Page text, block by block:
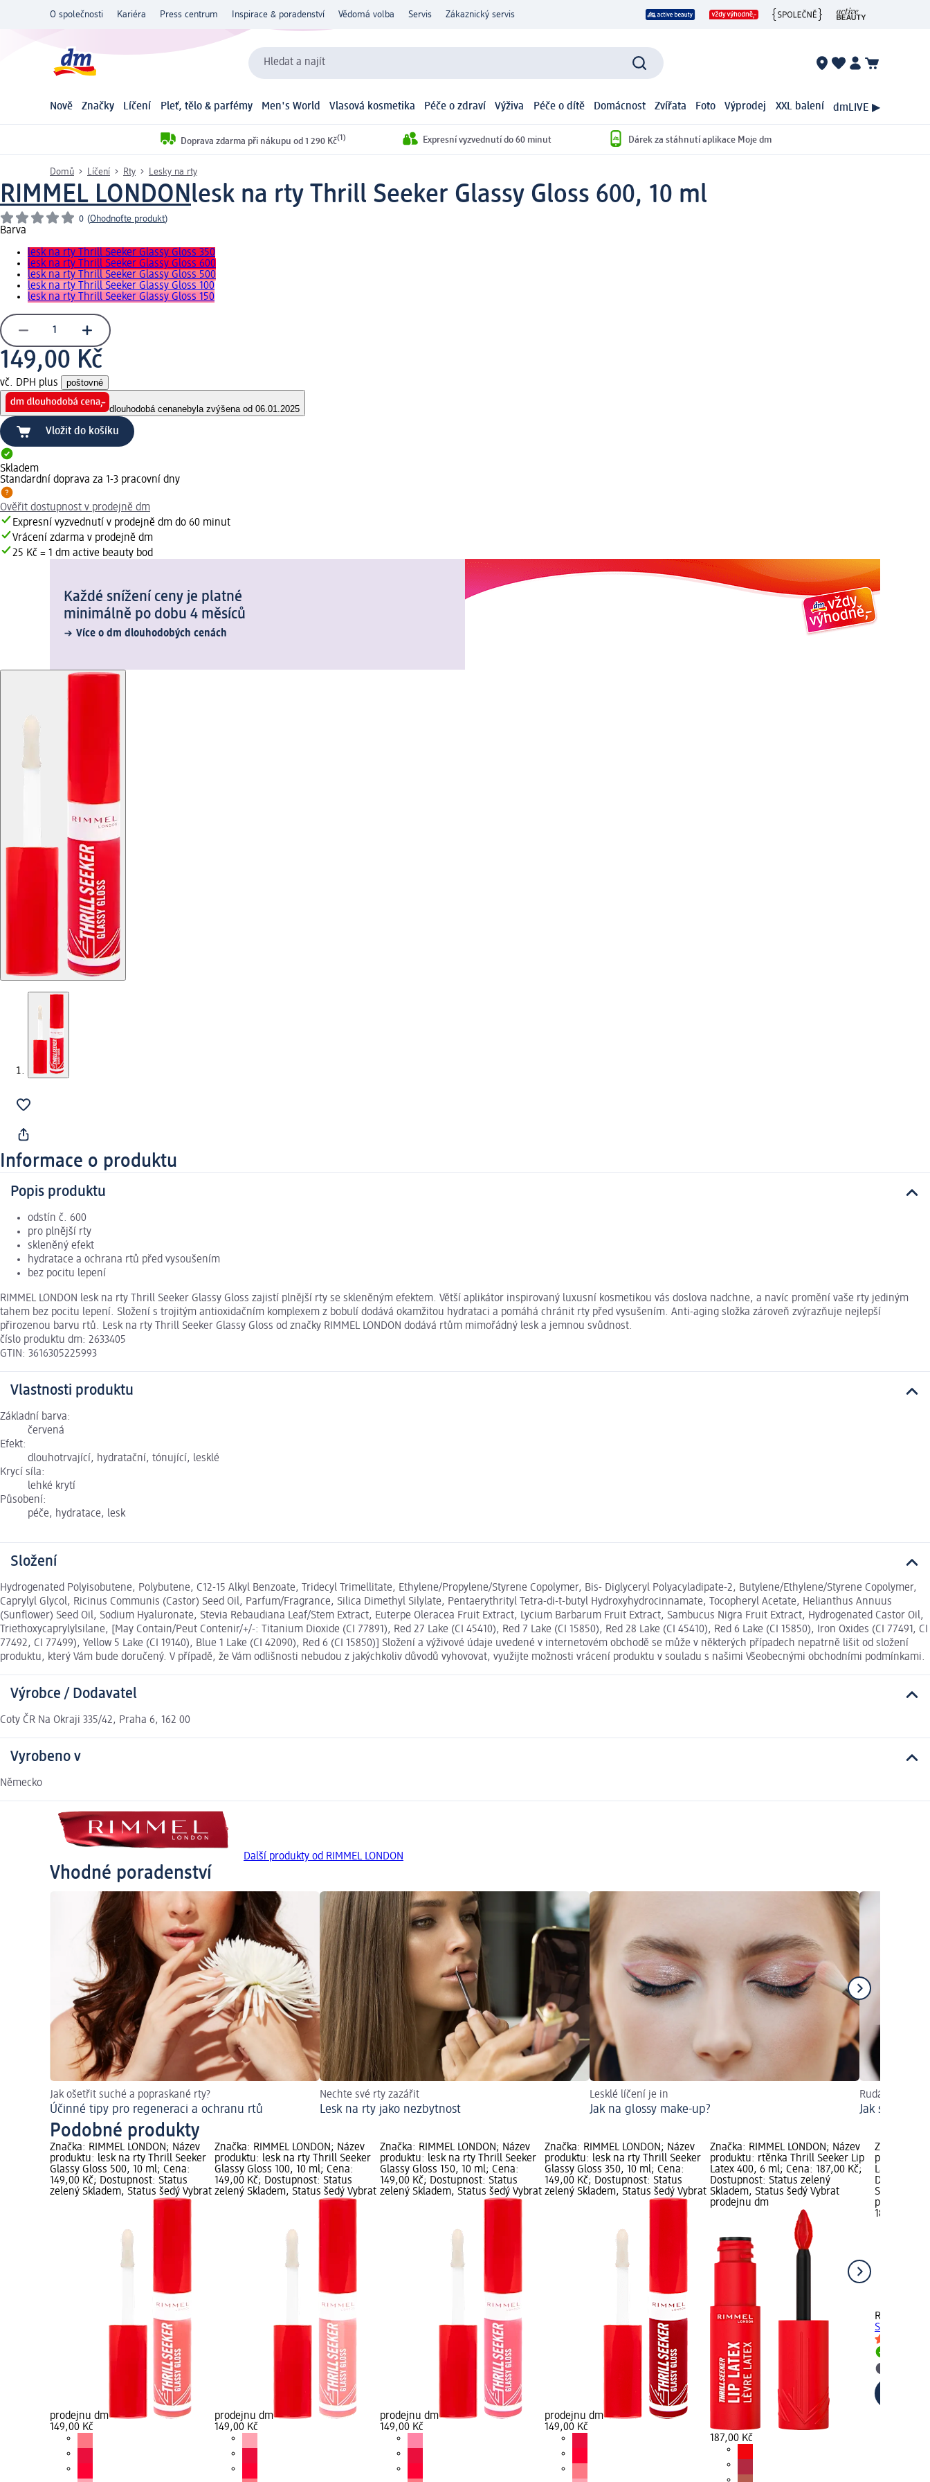
O společnosti Kariéra Press centrum Inspirace & poradenství Vědomá volba Servis Zákaznický servis
Hledat a najít
Nově Značky Líčení Pleť, tělo & parfémy Men's World Vlasová kosmetika Péče o zdraví Výživa Péče o dítě Domácnost Zvířata Foto Výprodej XXL balení dmLIVE ▶
Doprava zdarma při nákupu od 1 290 Kč(1) Expresní vyzvednutí do 60 minut Dárek za stáhnutí aplikace Moje dm
Domů Líčení Rty Lesky na rty
RIMMEL LONDONlesk na rty Thrill Seeker Glassy Gloss 600, 10 ml
0 (Ohodnoťte produkt)
Barva
lesk na rty Thrill Seeker Glassy Gloss 350
lesk na rty Thrill Seeker Glassy Gloss 600
lesk na rty Thrill Seeker Glassy Gloss 500
lesk na rty Thrill Seeker Glassy Gloss 100
lesk na rty Thrill Seeker Glassy Gloss 150
149,00 Kč
vč. DPH plus poštovné
dlouhodobá cenanebyla zvýšena od 06.01.2025
Vložit do košíku
Skladem
Standardní doprava za 1-3 pracovní dny
Ověřit dostupnost v prodejně dm
Expresní vyzvednutí v prodejně dm do 60 minut
Vrácení zdarma v prodejně dm
25 Kč = 1 dm active beauty bod
Každé snížení ceny je platné
minimálně po dobu 4 měsíců
Více o dm dlouhodobých cenách
Informace o produktu
Popis produktu
odstín č. 600
pro plnější rty
skleněný efekt
hydratace a ochrana rtů před vysoušením
bez pocitu lepení
RIMMEL LONDON lesk na rty Thrill Seeker Glassy Gloss zajistí plnější rty se skleněným efektem. Větší aplikátor inspirovaný luxusní kosmetikou vás doslova nadchne, a navíc promění vaše rty jediným
tahem bez pocitu lepení. Složení s trojitým antioxidačním komplexem z bobulí dodává okamžitou hydrataci a pomáhá chránit rty před vysušením. Anti-aging složka zároveň zvýrazňuje nejlepší
přirozenou barvu rtů. Lesk na rty Thrill Seeker Glassy Gloss od značky RIMMEL LONDON dodává rtům mimořádný lesk a jemnou svůdnost.
číslo produktu dm: 2633405
GTIN: 3616305225993
Vlastnosti produktu
Základní barva:
červená
Efekt:
dlouhotrvající, hydratační, tónující, lesklé
Krycí síla:
lehké krytí
Působení:
péče, hydratace, lesk
Složení
Hydrogenated Polyisobutene, Polybutene, C12-15 Alkyl Benzoate, Tridecyl Trimellitate, Ethylene/Propylene/Styrene Copolymer, Bis- Diglyceryl Polyacyladipate-2, Butylene/Ethylene/Styrene Copolymer,
Caprylyl Glycol, Ricinus Communis (Castor) Seed Oil, Parfum/Fragrance, Silica Dimethyl Silylate, Pentaerythrityl Tetra-di-t-butyl Hydroxyhydrocinnamate, Tocopheryl Acetate, Helianthus Annuus
(Sunflower) Seed Oil, Sodium Hyaluronate, Stevia Rebaudiana Leaf/Stem Extract, Euterpe Oleracea Fruit Extract, Lycium Barbarum Fruit Extract, Sambucus Nigra Fruit Extract, Hydrogenated Castor Oil,
Triethoxycaprylylsilane, [May Contain/Peut Contenir/+/-: Titanium Dioxide (CI 77891), Red 27 Lake (CI 45410), Red 7 Lake (CI 15850), Red 28 Lake (CI 45410), Red 6 Lake (CI 15850), Iron Oxides (CI 77491, CI
77492, CI 77499), Yellow 5 Lake (CI 19140), Blue 1 Lake (CI 42090), Red 6 (CI 15850)] Složení a výživové údaje uvedené v internetovém obchodě se může v některých případech nepatrně lišit od složení
produktu, který Vám bude doručený. V případě, že Vám odlišnosti nebudou z jakýchkoliv důvodů vyhovovat, využijte možnosti vrácení produktu v souladu s našimi Všeobecnými obchodními podmínkami.
Výrobce / Dodavatel
Coty ČR Na Okraji 335/42, Praha 6, 162 00
Vyrobeno v
Německo
Další produkty od RIMMEL LONDON
Vhodné poradenství
Jak ošetřit suché a popraskané rty?
Účinné tipy pro regeneraci a ochranu rtů
Nechte své rty zazářit
Lesk na rty jako nezbytnost
Lesklé líčení je in
Jak na glossy make-up?
Rudá jako
Jak si nalíčit
Podobné produkty
Značka: RIMMEL LONDON; Název
produktu: lesk na rty Thrill Seeker
Glassy Gloss 500, 10 ml; Cena:
149,00 Kč; Dostupnost: Status
zelený Skladem, Status šedý Vybrat
prodejnu dm
149,00 Kč
Značka: RIMMEL LONDON; Název
produktu: lesk na rty Thrill Seeker
Glassy Gloss 100, 10 ml; Cena:
149,00 Kč; Dostupnost: Status
zelený Skladem, Status šedý Vybrat
prodejnu dm
149,00 Kč
Značka: RIMMEL LONDON; Název
produktu: lesk na rty Thrill Seeker
Glassy Gloss 150, 10 ml; Cena:
149,00 Kč; Dostupnost: Status
zelený Skladem, Status šedý Vybrat
prodejnu dm
149,00 Kč
Značka: RIMMEL LONDON; Název
produktu: lesk na rty Thrill Seeker
Glassy Gloss 350, 10 ml; Cena:
149,00 Kč; Dostupnost: Status
zelený Skladem, Status šedý Vybrat
prodejnu dm
149,00 Kč
Značka: RIMMEL LONDON; Název
produktu: rtěnka Thrill Seeker Lip
Latex 400, 6 ml; Cena: 187,00 Kč;
Dostupnost: Status zelený
Skladem, Status šedý Vybrat
prodejnu dm
187,00 Kč
Značka:
produktu:
Latex 300,
Skladem,
prodejnu
187,00 Kč
RIMMEL
Seeker Lip